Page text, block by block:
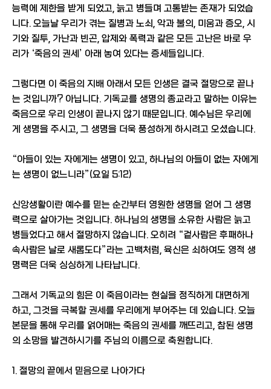
능력에 제한을 받게 되었고, 늙고 병들며 고통받는 존재가 되었습
니다. 오늘날 우리가 겪는 질병과 노쇠, 악과 불의, 미움과 증오, 시
기와 질투, 가난과 빈곤, 압제와 폭력과 같은 모든 고난은 바로 우
리가 ‘죽음의 권세’ 아래 놓여 있다는 증세들입니다.
그렇다면 이 죽음의 지배 아래서 모든 인생은 결국 절망으로 끝나
는 것입니까? 아닙니다. 기독교를 생명의 종교라고 말하는 이유는
죽음으로 우리 인생이 끝나지 않기 때문입니다. 예수님은 우리에
게 생명을 주시고, 그 생명을 더욱 풍성하게 하시려고 오셨습니다.
“아들이 있는 자에게는 생명이 있고, 하나님의 아들이 없는 자에게
는 생명이 없느니라”(요일 5:12)
신앙생활이란 예수를 믿는 순간부터 영원한 생명을 얻어 그 생명
력으로 살아가는 것입니다. 하나님의 생명을 소유한 사람은 늙고
병들었다고 해서 절망하지 않습니다. 오히려 “겉사람은 후패하나
속사람은 날로 새롭도다”라는 고백처럼, 육신은 쇠하여도 영적 생
명력은 더욱 싱싱하게 나타납니다.
그래서 기독교의 힘은 이 죽음이라는 현실을 정직하게 대면하게
하고, 그것을 극복할 권세를 우리에게 부어주는 데 있습니다. 오늘
본문을 통해 우리를 얽어매는 죽음의 권세를 깨뜨리고, 참된 생명
의 소망을 발견하시기를 주님의 이름으로 축원합니다.
1. 절망의 끝에서 믿음으로 나아가다